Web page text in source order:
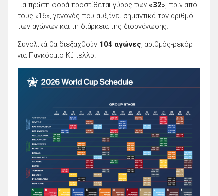
Για πρώτη φορά προστίθεται γύρος των «32», πριν από
τους «16», γεγονός που αυξάνει σημαντικά τον αριθμό
των αγώνων και τη διάρκεια της διοργάνωσης.
Συνολικά θα διεξαχθούν 104 αγώνες, αριθμός-ρεκόρ
για Παγκόσμιο Κύπελλο.